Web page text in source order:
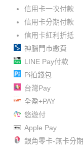
信用卡一次付款
信用卡分期付款
信用卡紅利折抵
神腦門市繳費
LINE Pay付款
Pi拍錢包
台灣Pay
全盈+PAY
悠遊付
Apple Pay
銀角零卡-無卡分期